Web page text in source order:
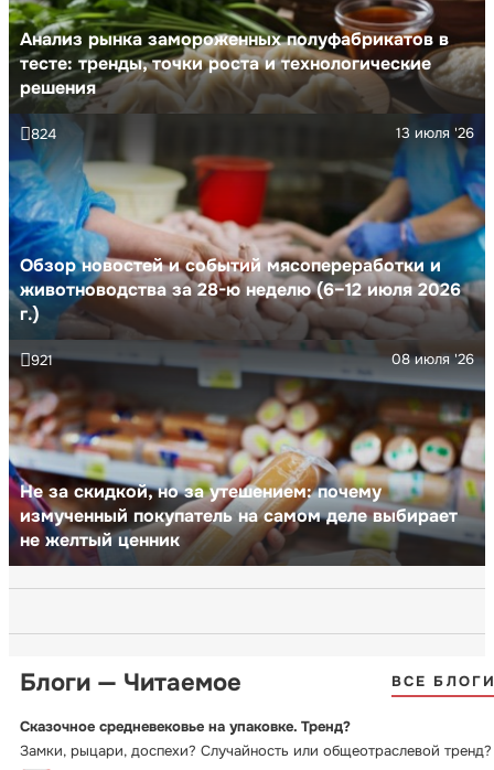
Анализ рынка замороженных полуфабрикатов в
тесте: тренды, точки роста и технологические
решения
Обзор новостей и событий мясопереработки и
животноводства за 28-ю неделю (6–12 июля 2026
г.)
13 июля '26
824
Не за скидкой, но за утешением: почему
измученный покупатель на самом деле выбирает
не желтый ценник
08 июля '26
921
Блоги — Читаемое ВСЕ
Сказочное средневековье на упаковке. Тренд?
Замки, рыцари, доспехи? Случайность или общеотраслевой тренд?